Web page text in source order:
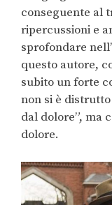
conseguente al
ripercussioni e
sprofondare
questo autore,
subito un forte
non si è
dal dolore”, ma
dolore.